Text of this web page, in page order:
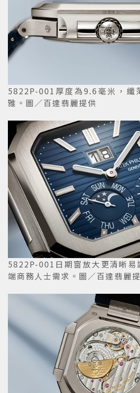
5822P-001厚度為9.6毫米，纖
雅。圖／百達翡麗提供
5822P-001日期窗放大更清晰易
端商務人士需求。圖／百達翡麗